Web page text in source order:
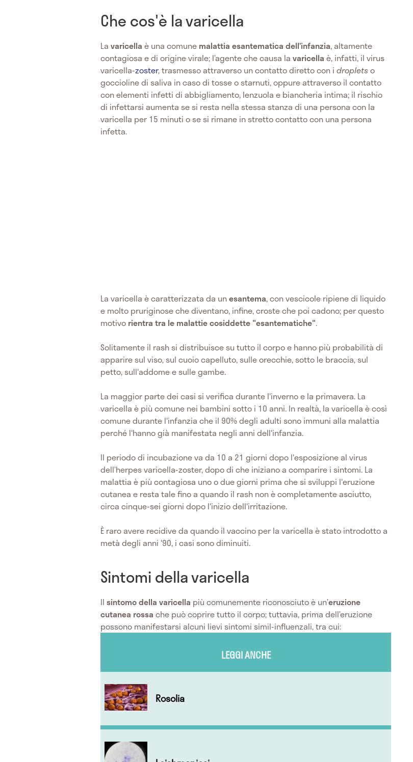
Che cos'è la varicella
La varicella è una comune malattia esantematica dell’infanzia, altamente
contagiosa e di origine virale; l’agente che causa la varicella è, infatti, il virus
varicella-zoster, trasmesso attraverso un contatto diretto con i dropletso
goccioline di saliva in caso di tosse o starnuti, oppure attraverso il contatto
con elementi infetti di abbigliamento, lenzuola e biancheria intima; il rischio
di infettarsi aumenta se si resta nella stessa stanza di una persona con la
varicella per 15 minuti o se si rimane in stretto contatto con una persona
infetta.
La varicella è caratterizzata da unesantema, con vescicole ripiene di liquido
e molto pruriginose che diventano, infine, croste che poi cadono; per questo
motivo rientra tra le malattie cosiddette "esantematiche".
Solitamente il rash si distribuisce su tutto il corpo e hanno più probabilità di
apparire sul viso, sul cuoio capelluto, sulle orecchie, sotto le braccia, sul
petto, sull'addome e sulle gambe.
La maggior parte dei casi si verifica durante l'inverno e la primavera. La
varicella è più comune nei bambini sotto i 10 anni. In realtà, la varicella è così
comune durante l'infanzia che il 90% degli adulti sono immuni alla malattia
perché l'hanno già manifestata negli anni dell'infanzia.
Il periodo di incubazione va da 10 a 21 giorni dopo l'esposizione al virus
dell’herpes varicella-zoster, dopo di che iniziano a comparire i sintomi. La
malattia è più contagiosa uno o due giorni prima che si sviluppi l'eruzione
cutanea e resta tale fino a quando il rash non è completamente asciutto,
circa cinque-sei giorni dopo l'inizio dell'irritazione.
È raro avere recidive da quando il vaccino per la varicella è stato introdotto a
metà degli anni '90, i casi sono diminuiti.
Sintomi della varicella
Il sintomo della varicella più comunemente riconosciuto è un’eruzione
cutanea rossa che può coprire tutto il corpo; tuttavia, prima dell’eruzione
possono manifestarsi alcuni lievi sintomi simil-influenzali, tra cui:
LEGGI ANCHE
Rosolia